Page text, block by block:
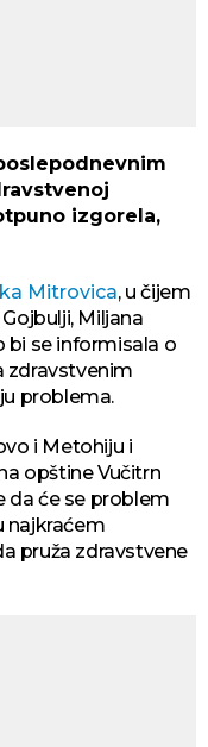
izgorela,
Mitrovica, u čijem
Miljana
bi se informisala o
zdravstvenim
problema.
i Metohiju i
opštine Vučitrn
da će se problem
najkraćem
pruža zdravstvene